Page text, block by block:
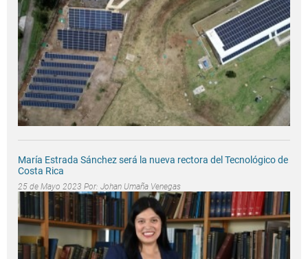
María Estrada Sánchez será la nueva rectora del Tecnológico de
Costa Rica
25 de Mayo 2023 Por: Johan Umaña Venegas